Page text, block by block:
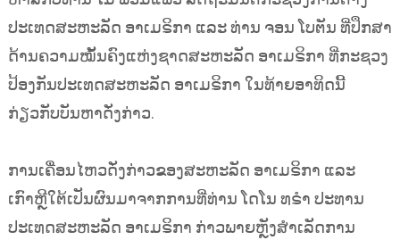
ປະເທດສະຫະລັດ ອາເມຣິກາ ແລະ ທ່ານ ຈອນ ໂບຕັນ ທີ່ປຶກສາ
ດ້ານຄວາມໝັ້ນຄົງແຫ່ງຊາດສະຫະລັດ ອາເມຣິກາ ທີ່ກະຊວງ
ປ້ອງກັນປະເທດສະຫະລັດ ອາເມຣິກາ ໃນທ້າຍອາທິດນີ້
ກ່ຽວກັບບັນຫາດັ່ງກ່າວ.
ການເຄື່ອນໄຫວດັ່ງກ່າວຂອງສະຫະລັດ ອາເມຣິກາ ແລະ
ເກົາຫຼີໃຕ້ເປັນຜົນມາຈາກການທີ່ທ່ານ ໂດໂນ ທຣຳ ປະທານ
ປະເທດສະຫະລັດ ອາເມຣິກາ ກ່າວພາຍຫຼັງສຳເລັດການ